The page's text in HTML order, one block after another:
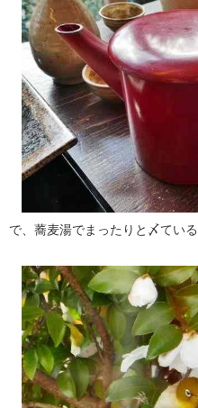
で、蕎麦湯でまったりと〆ている